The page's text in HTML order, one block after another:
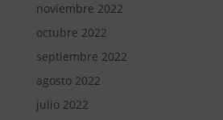
noviembre 2022
octubre 2022
septiembre 2022
agosto 2022
julio 2022